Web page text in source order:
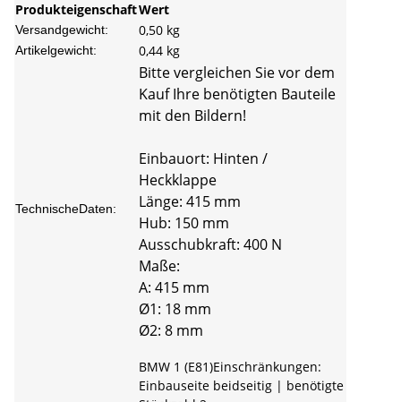
ProdukteigenschaftWert
Versandgewicht: 0,50 kg
Artikelgewicht: 0,44 kg
TechnischeDaten:
Bitte vergleichen Sie vor dem
Kauf Ihre benötigten Bauteile
mit den Bildern!
Einbauort: Hinten /
Heckklappe
Länge: 415 mm
Hub: 150 mm
Ausschubkraft: 400 N
Maße:
A: 415 mm
Ø1: 18 mm
Ø2: 8 mm
BMW 1 (E81)Einschränkungen:
Einbauseite beidseitig | benötigte